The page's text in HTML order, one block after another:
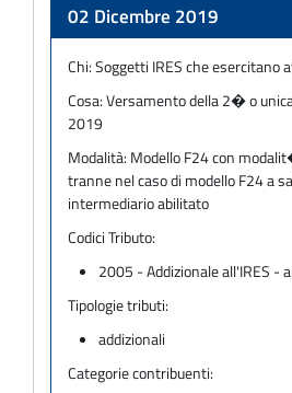
02 Dicembre 2019
Chi:Soggetti IRES che
Cosa:Versamento della 2� o
2019
Modalità: Modello F24 con
tranne nel caso di modello F24 a
intermediario abilitato
Codici Tributo:
2005 - Addizionale all'IRES -
Tipologie tributi:
addizionali
Categorie contribuenti: